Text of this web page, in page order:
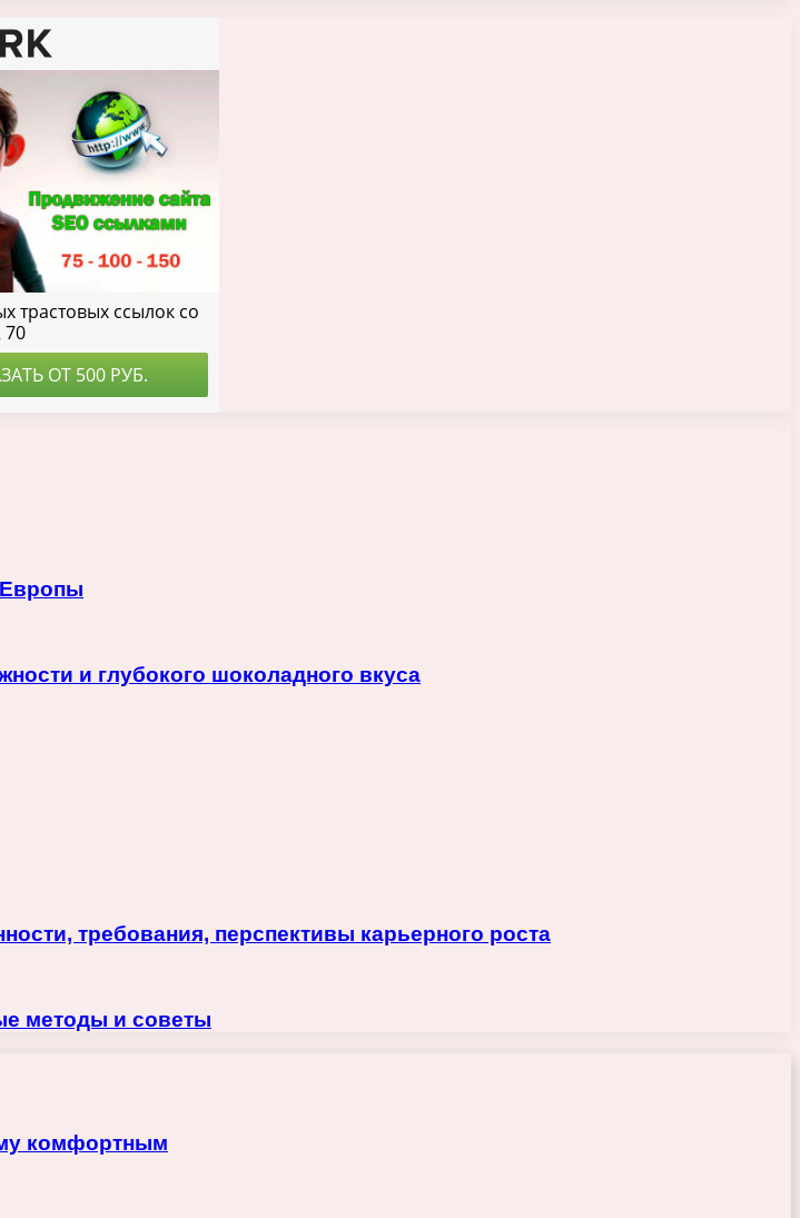
и глубокого шоколадного вкуса
требования, перспективы карьерного роста
методы и советы
комфортным